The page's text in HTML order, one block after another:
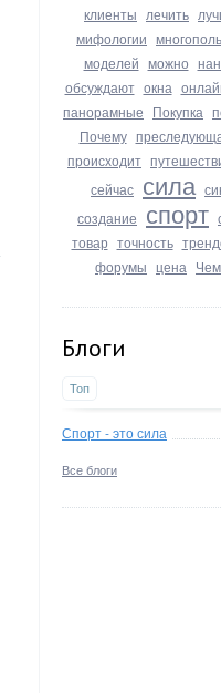
клиенты лечить
мифологии
моделей можно
обсуждают окна
панорамные Покупка
Почему
происходит
сейчас сила
создание спорт
товар точность
форумы цена Чем
Блоги
Топ
Спорт - это сила
Все блоги